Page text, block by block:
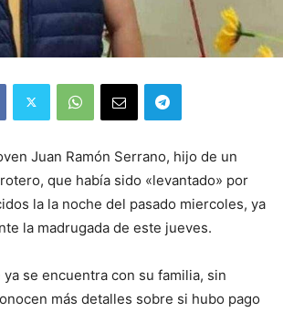
Juan Ramón Serrano, hijo de un
que había sido «levantado» por
la la noche del pasado miercoles, ya
la madrugada de este jueves.
se encuentra con su familia, sin
más detalles sobre si hubo pago